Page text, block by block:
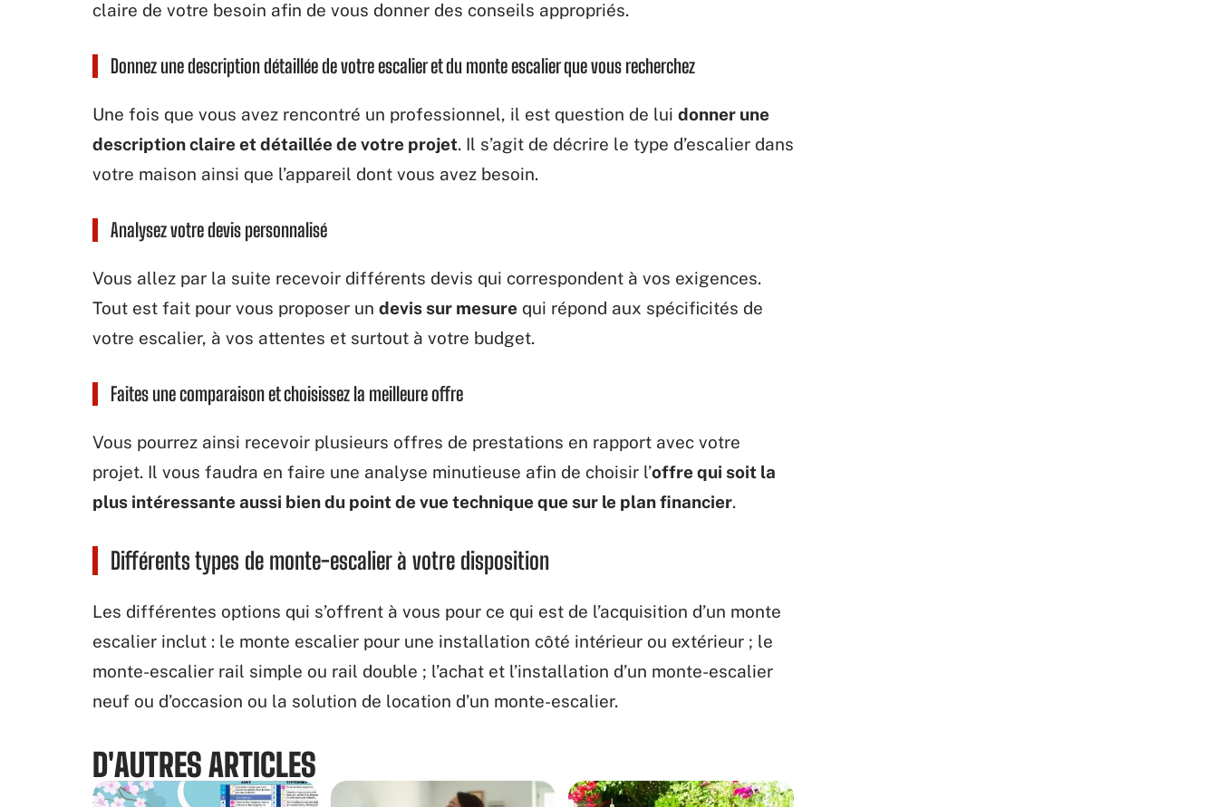
claire de votre besoin afin de vous donner des conseils appropriés.
Donnez une description détaillée de votre escalier et du monte escalier que vous recherchez
Une fois que vous avez rencontré un professionnel, il est question de lui donner une
description claire et détaillée de votre projet. Il s’agit de décrire le type d’escalier dans
votre maison ainsi que l’appareil dont vous avez besoin.
Analysez votre devis personnalisé
Vous allez par la suite recevoir différents devis qui correspondent à vos exigences.
Tout est fait pour vous proposer un devis sur mesure qui répond aux spécificités de
votre escalier, à vos attentes et surtout à votre budget.
Faites une comparaison et choisissez la meilleure offre
Vous pourrez ainsi recevoir plusieurs offres de prestations en rapport avec votre
projet. Il vous faudra en faire une analyse minutieuse afin de choisir l’offre qui soit la
plus intéressante aussi bien du point de vue technique que sur le plan financier.
Différents types de monte-escalier à votre disposition
Les différentes options qui s’offrent à vous pour ce qui est de l’acquisition d’un monte
escalier inclut : le monte escalier pour une installation côté intérieur ou extérieur ; le
monte-escalier rail simple ou rail double ; l’achat et l’installation d’un monte-escalier
neuf ou d’occasion ou la solution de location d’un monte-escalier.
D'AUTRES ARTICLES